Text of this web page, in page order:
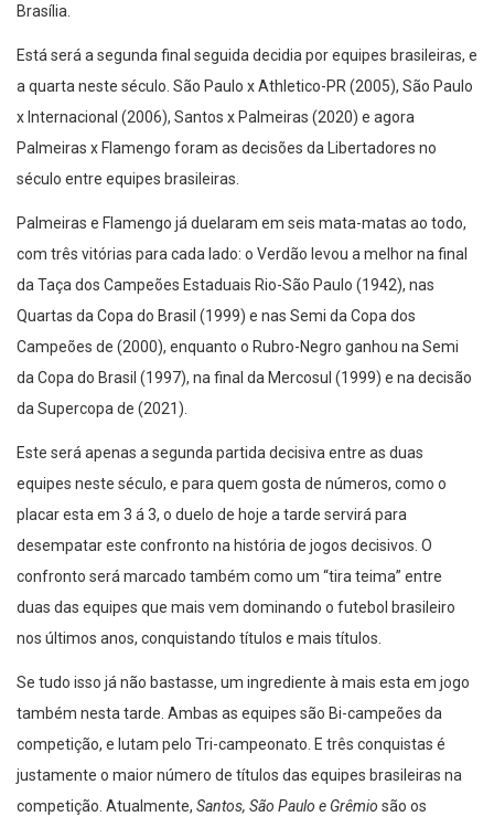
Brasília.
Está será a segunda final seguida decidia por equipes brasileiras, e
a quarta neste século. São Paulo x Athletico-PR (2005), São Paulo
x Internacional (2006), Santos x Palmeiras (2020) e agora
Palmeiras x Flamengo foram as decisões da Libertadores no
século entre equipes brasileiras.
Palmeiras e Flamengo já duelaram em seis mata-matas ao todo,
com três vitórias para cada lado: o Verdão levou a melhor na final
da Taça dos Campeões Estaduais Rio-São Paulo (1942), nas
Quartas da Copa do Brasil (1999) e nas Semi da Copa dos
Campeões de (2000), enquanto o Rubro-Negro ganhou na Semi
da Copa do Brasil (1997), na final da Mercosul (1999) e na decisão
da Supercopa de (2021).
Este será apenas a segunda partida decisiva entre as duas
equipes neste século, e para quem gosta de números, como o
placar esta em 3 á 3, o duelo de hoje a tarde servirá para
desempatar este confronto na história de jogos decisivos. O
confronto será marcado também como um “tira teima” entre
duas das equipes que mais vem dominando o futebol brasileiro
nos últimos anos, conquistando títulos e mais títulos.
Se tudo isso já não bastasse, um ingrediente à mais esta em jogo
também nesta tarde. Ambas as equipes são Bi-campeões da
competição, e lutam pelo Tri-campeonato. E três conquistas é
justamente o maior número de títulos das equipes brasileiras na
competição. Atualmente, Santos, São Paulo e Grêmio são os